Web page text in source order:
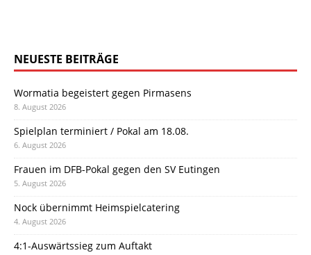
NEUESTE BEITRÄGE
Wormatia begeistert gegen Pirmasens
8. August 2026
Spielplan terminiert / Pokal am 18.08.
6. August 2026
Frauen im DFB-Pokal gegen den SV Eutingen
5. August 2026
Nock übernimmt Heimspielcatering
4. August 2026
4:1-Auswärtssieg zum Auftakt